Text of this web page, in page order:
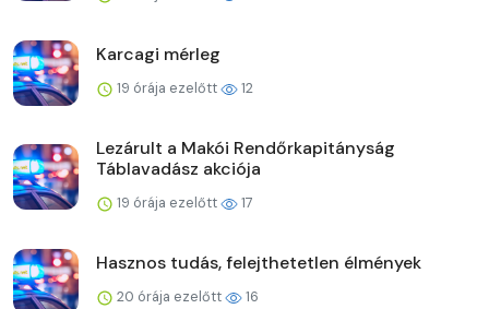
Karcagi mérleg
19 órája ezelőtt 12
Lezárult a Makói Rendőrkapitányság
Táblavadász akciója
19 órája ezelőtt 17
Hasznos tudás, felejthetetlen élmények
20 órája ezelőtt 16